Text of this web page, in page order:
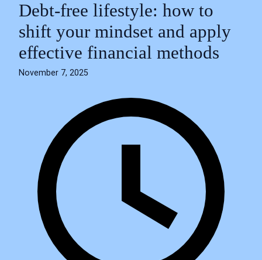
Debt-free lifestyle: how to
shift your mindset and apply
effective financial methods
November 7, 2025